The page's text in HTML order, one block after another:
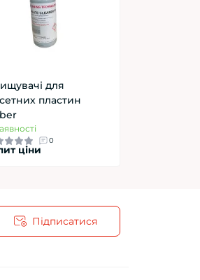
для
пластин
0
ціни
Підписатися